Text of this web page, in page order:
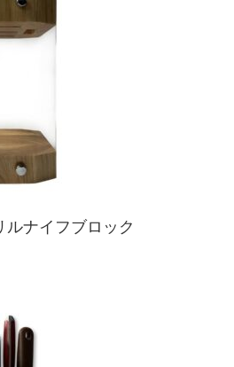
ナイフブロック